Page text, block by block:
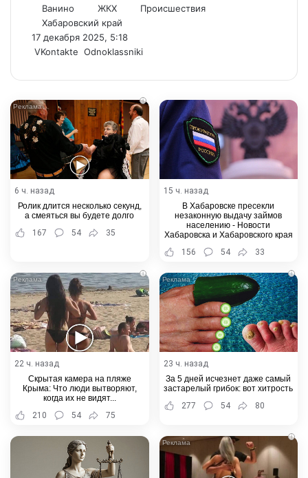
Ванино
ЖКХ
Происшествия
Хабаровский край
17 декабря 2025, 5:18
VKontakte Odnoklassniki
Email
i
6 ч. назад
Ролик длится несколько секунд,
а смеяться вы будете долго
167
54 35
15 ч. назад
В Хабаровске пресекли
незаконную выдачу займов
населению - Новости
Хабаровска и Хабаровского края
156
54 33
i
22 ч. назад
Скрытая камера на пляже
Крыма: Что люди вытворяют,
когда их не видят...
210
54 75
i
23 ч. назад
За 5 дней исчезнет даже самый
застарелый грибок: вот хитрость
277
54 80
i